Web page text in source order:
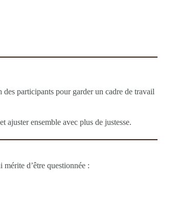
participants pour garder un cadre de travail
ajuster ensemble avec plus de justesse.
d’être questionnée :